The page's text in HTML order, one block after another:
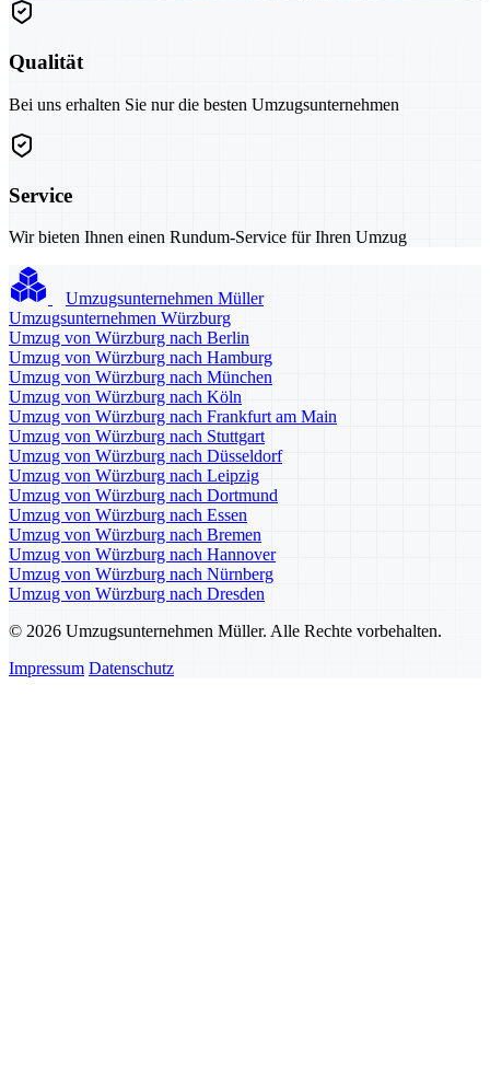
Qualität
Bei uns erhalten Sie nur die besten Umzugsunternehmen
Service
Wir bieten Ihnen einen Rundum-Service für Ihren Umzug
Umzugsunternehmen Müller
Umzugsunternehmen Würzburg
Umzug von Würzburg nach Berlin
Umzug von Würzburg nach Hamburg
Umzug von Würzburg nach München
Umzug von Würzburg nach Köln
Umzug von Würzburg nach Frankfurt am Main
Umzug von Würzburg nach Stuttgart
Umzug von Würzburg nach Düsseldorf
Umzug von Würzburg nach Leipzig
Umzug von Würzburg nach Dortmund
Umzug von Würzburg nach Essen
Umzug von Würzburg nach Bremen
Umzug von Würzburg nach Hannover
Umzug von Würzburg nach Nürnberg
Umzug von Würzburg nach Dresden
© 2026 Umzugsunternehmen Müller. Alle Rechte vorbehalten.
Impressum Datenschutz